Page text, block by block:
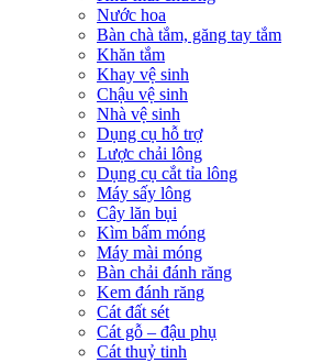
Nước hoa
Bàn chà tắm, găng tay tắm
Khăn tắm
Khay vệ sinh
Chậu vệ sinh
Nhà vệ sinh
Dụng cụ hỗ trợ
Lược chải lông
Dụng cụ cắt tỉa lông
Máy sấy lông
Cây lăn bụi
Kìm bấm móng
Máy mài móng
Bàn chải đánh răng
Kem đánh răng
Cát đất sét
Cát gỗ – đậu phụ
Cát thuỷ tinh